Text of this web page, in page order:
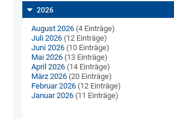
2026
August 2026 (4 Einträge)
Juli 2026 (12 Einträge)
Juni 2026 (10 Einträge)
Mai 2026 (13 Einträge)
April 2026 (14 Einträge)
März 2026 (20 Einträge)
Februar 2026 (12 Einträge)
Januar 2026 (11 Einträge)